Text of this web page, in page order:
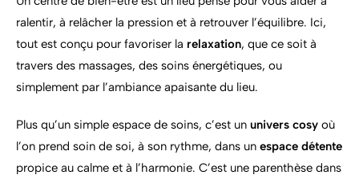
ralentir, à relâcher la pression et à retrouver l’équilibre. Ici,
tout est conçu pour favoriser la relaxation, que ce soit à
travers des massages, des soins énergétiques, ou
simplement par l’ambiance apaisante du lieu.
Plus qu’un simple espace de soins, c’est un univers cosy où
l’on prend soin de soi, à son rythme, dans un espace détente
propice au calme et à l’harmonie. C’est une parenthèse dans